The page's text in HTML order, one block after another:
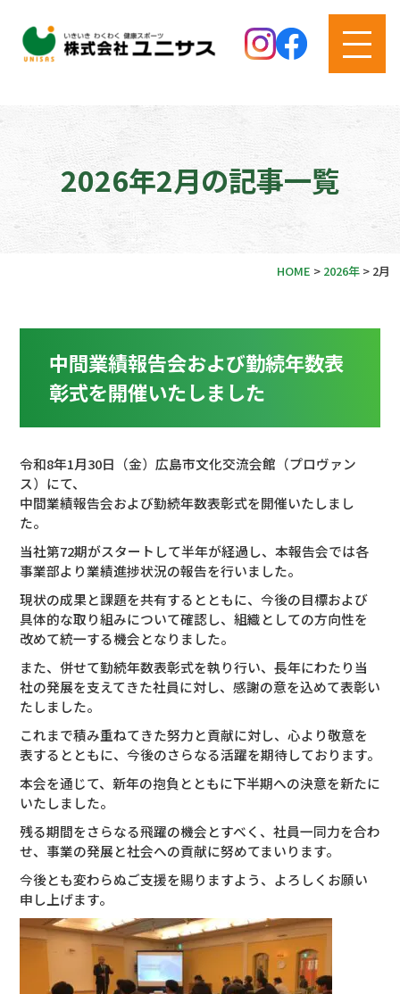
2026年2月の記事一覧
HOME > 2026年> 2月
中間業績報告会および勤続年数表
彰式を開催いたしました
令和8年1月30日（金）広島市文化交流会館（プロヴァン
ス）にて、
中間業績報告会および勤続年数表彰式を開催いたしまし
た。
当社第72期がスタートして半年が経過し、本報告会では各
事業部より業績進捗状況の報告を行いました。
現状の成果と課題を共有するとともに、今後の目標および
具体的な取り組みについて確認し、組織としての方向性を
改めて統一する機会となりました。
また、併せて勤続年数表彰式を執り行い、長年にわたり当
社の発展を支えてきた社員に対し、感謝の意を込めて表彰い
たしました。
これまで積み重ねてきた努力と貢献に対し、心より敬意を
表するとともに、今後のさらなる活躍を期待しております。
本会を通じて、新年の抱負とともに下半期への決意を新たに
いたしました。
残る期間をさらなる飛躍の機会とすべく、社員一同力を合わ
せ、事業の発展と社会への貢献に努めてまいります。
今後とも変わらぬご支援を賜りますよう、よろしくお願い
申し上げます。